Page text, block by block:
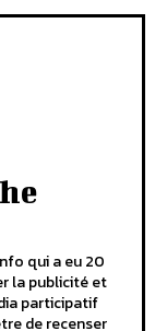
qui a eu 20
la publicité et
participatif
de recenser